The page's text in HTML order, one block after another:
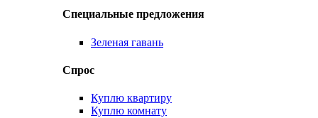
Специальные предложения
Зеленая гавань
Спрос
Куплю квартиру
Куплю комнату